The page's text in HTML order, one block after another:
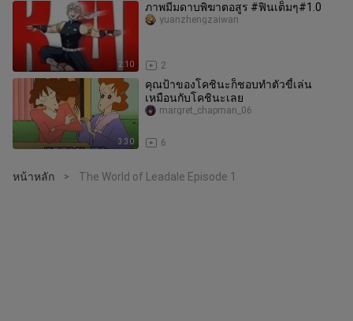
2:10
ภาพมีมดาบพิฆาตอสูร #ฟินเต็มๆ#1.0
2
yuanzhengzaiwan
3:30
คุณป้าของโคชินะก็ชอบทำตัวขี้เล่น
เหมือนกับโคชินะเลย
6
margret_chapman_06
หน้าหลัก > The World of Leadale Episode 1